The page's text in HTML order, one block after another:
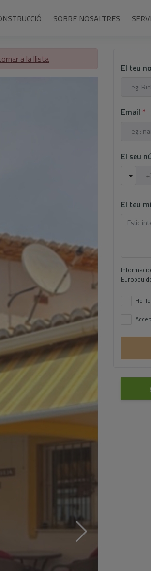
SOBRE NOSALTRES
a la llista
El teu
Email *
El seu
El teu
Europeu
He